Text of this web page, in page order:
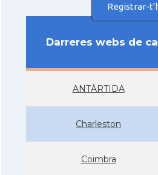
Registrar-
Darreres webs de
ANTÀRTIDA
Charleston
Coimbra